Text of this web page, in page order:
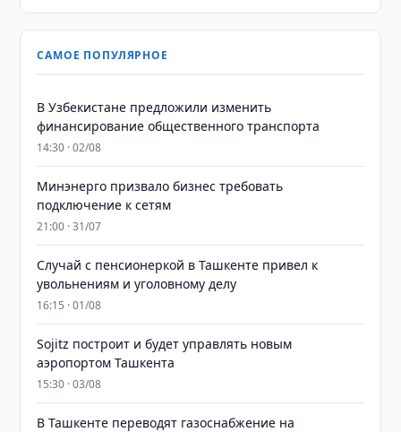
САМОЕ ПОПУЛЯРНОЕ
В Узбекистане предложили изменить
финансирование общественного транспорта
14:30 · 02/08
Минэнерго призвало бизнес требовать
подключение к сетям
21:00 · 31/07
Случай с пенсионеркой в Ташкенте привел к
увольнениям и уголовному делу
16:15 · 01/08
Sojitz построит и будет управлять новым
аэропортом Ташкента
15:30 · 03/08
В Ташкенте переводят газоснабжение на